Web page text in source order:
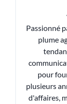
Passionné
plume
pour
plusieurs
d'affaires,